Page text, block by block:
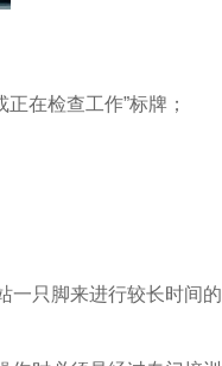
在检查工作”标牌；
只脚来进行较长时间的